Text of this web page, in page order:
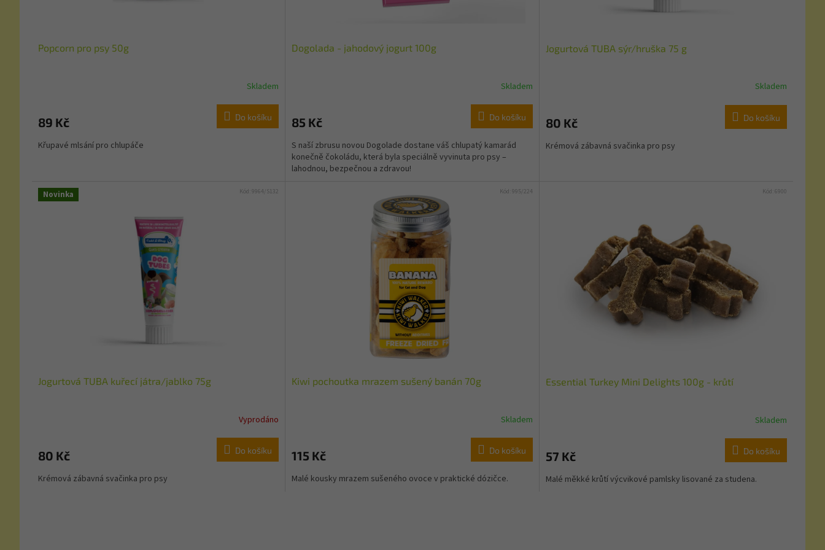
Popcorn pro psy 50g
Skladem
89 Kč Do košíku
Křupavé mlsání pro chlupáče
Dogolada - jahodový jogurt 100g
Skladem
85 Kč Do košíku
S naší zbrusu novou Dogolade dostane váš chlupatý kamarád
konečně čokoládu, která byla speciálně vyvinuta pro psy –
lahodnou, bezpečnou a zdravou!
Jogurtová TUBA sýr/hruška 75 g
Skladem
80 Kč Do košíku
Krémová zábavná svačinka pro psy
Novinka
Jogurtová TUBA kuřecí játra/jablko 75g
Vyprodáno
80 Kč Do košíku
Krémová zábavná svačinka pro psy
Kód:9964/S132
Kiwi pochoutka mrazem sušený banán 70g
Skladem
115 Kč Do košíku
Malé kousky mrazem sušeného ovoce v praktické dózičce.
Kód: 995/224
Essential Turkey Mini Delights 100g - krůtí
Skladem
57 Kč Do košíku
Malé měkké krůtí výcvikové pamlsky lisované za studena.
Kód: 6900